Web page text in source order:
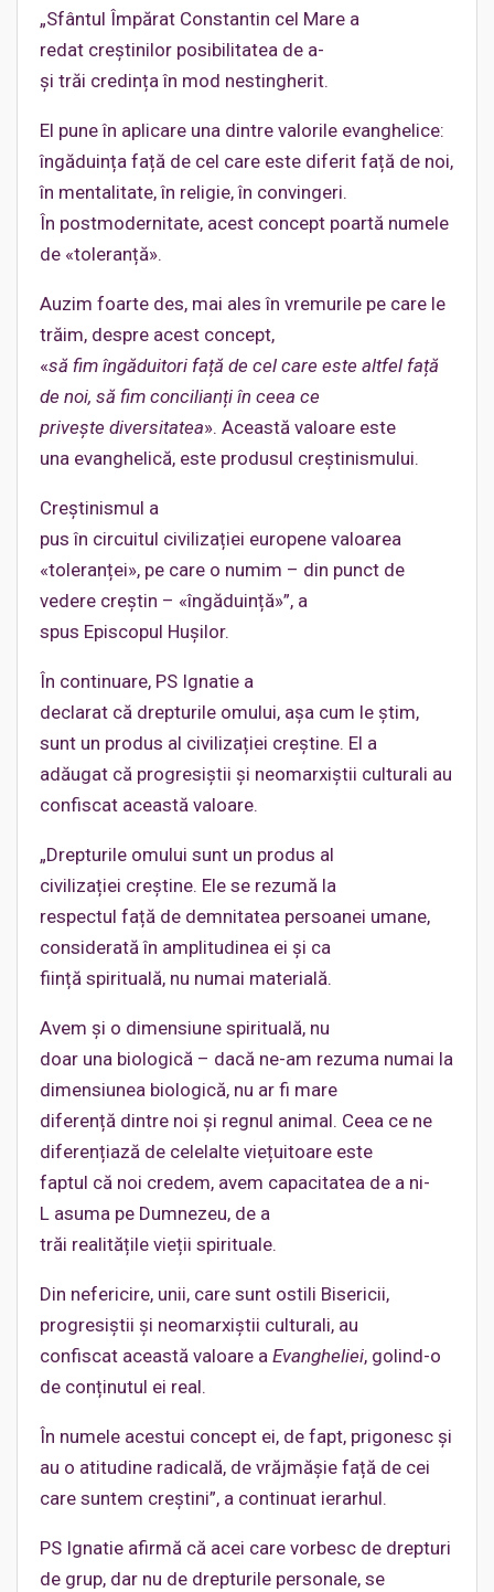
„Sfântul Împărat Constantin cel Mare a
redat creștinilor posibilitatea de a-
și trăi credința în mod nestingherit.
El pune în aplicare una dintre valorile evanghelice:
îngăduința față de cel care este diferit față de noi,
în mentalitate, în religie, în convingeri.
În postmodernitate, acest concept poartă numele
de «toleranță».
Auzim foarte des, mai ales în vremurile pe care le
trăim, despre acest concept,
«să fim îngăduitori față de cel care este altfel față
de noi, să fim concilianți în ceea ce
privește diversitatea». Această valoare este
una evanghelică, este produsul creștinismului.
Creștinismul a
pus în circuitul civilizației europene valoarea
«toleranței», pe care o numim – din punct de
vedere creștin – «îngăduință»”, a
spus Episcopul Hușilor.
În continuare, PS Ignatie a
declarat că drepturile omului, așa cum le știm,
sunt un produs al civilizației creștine. El a
adăugat că progresiștii și neomarxiștii culturali au
confiscat această valoare.
„Drepturile omului sunt un produs al
civilizației creștine. Ele se rezumă la
respectul față de demnitatea persoanei umane,
considerată în amplitudinea ei și ca
ființă spirituală, nu numai materială.
Avem și o dimensiune spirituală, nu
doar una biologică – dacă ne-am rezuma numai la
dimensiunea biologică, nu ar fi mare
diferență dintre noi și regnul animal. Ceea ce ne
diferențiază de celelalte viețuitoare este
faptul că noi credem, avem capacitatea de a ni-
L asuma pe Dumnezeu, de a
trăi realitățile vieții spirituale.
Din nefericire, unii, care sunt ostili Bisericii,
progresiștii și neomarxiștii culturali, au
confiscat această valoare a Evangheliei, golind-o
de conținutul ei real.
În numele acestui concept ei, de fapt, prigonesc și
au o atitudine radicală, de vrăjmășie față de cei
care suntem creștini”, a continuat ierarhul.
PS Ignatie afirmă că acei care vorbesc de drepturi
de grup, dar nu de drepturile personale, se